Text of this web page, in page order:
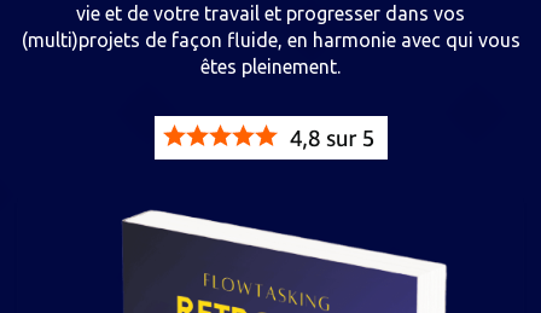
vie et de votre travail et progresser dans vos
(multi)projets de façon fluide, en harmonie avec qui vous
êtes pleinement.